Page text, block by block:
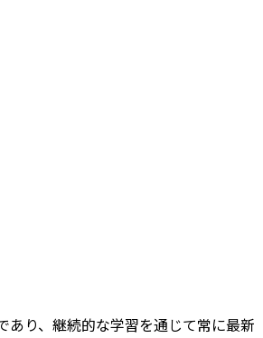
り、継続的な学習を通じて常に最新